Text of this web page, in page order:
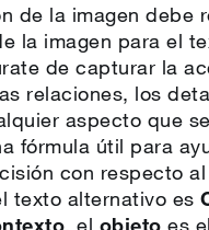
de la imagen debe
la imagen para el
de capturar la
relaciones, los
aspecto que
fórmula útil para
con respecto
texto alternativo es
. el objeto es